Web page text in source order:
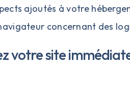
ajoutés à votre
concernant des
votre site